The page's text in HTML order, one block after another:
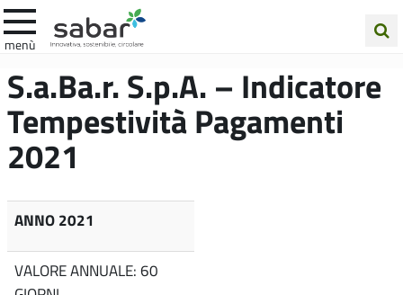
menù
nel
sito
S.a.Ba.r. S.p.A. – Indicatore
Tempestività Pagamenti
2021
ANNO 2021
VALORE ANNUALE: 60